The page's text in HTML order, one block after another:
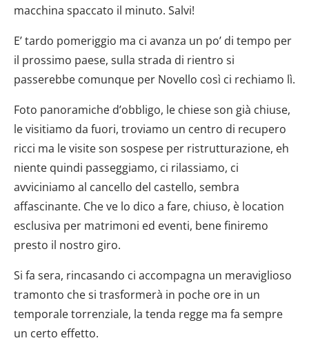
macchina spaccato il minuto. Salvi!
E’ tardo pomeriggio ma ci avanza un po’ di tempo per
il prossimo paese, sulla strada di rientro si
passerebbe comunque per Novello così ci rechiamo lì.
Foto panoramiche d’obbligo, le chiese son già chiuse,
le visitiamo da fuori, troviamo un centro di recupero
ricci ma le visite son sospese per ristrutturazione, eh
niente quindi passeggiamo, ci rilassiamo, ci
avviciniamo al cancello del castello, sembra
affascinante. Che ve lo dico a fare, chiuso, è location
esclusiva per matrimoni ed eventi, bene finiremo
presto il nostro giro.
Si fa sera, rincasando ci accompagna un meraviglioso
tramonto che si trasformerà in poche ore in un
temporale torrenziale, la tenda regge ma fa sempre
un certo effetto.